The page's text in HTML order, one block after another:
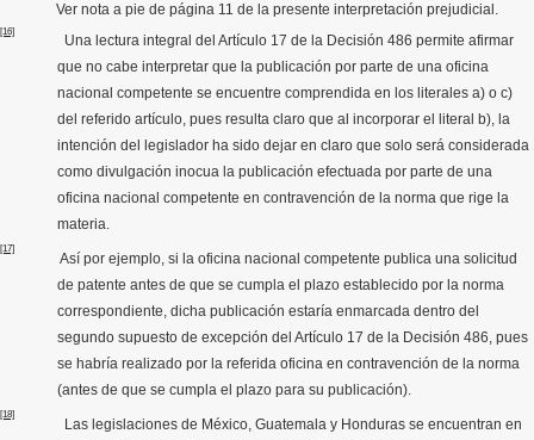
Ver nota a pie de página 11 de la presente interpretación prejudicial.
[16]
Una lectura integral del Artículo 17 de la Decisión 486 permite afirmar
que no cabe interpretar que la publicación por parte de una oficina
nacional competente se encuentre comprendida en los literales a) o c)
del referido artículo, pues resulta claro que al incorporar el literal b), la
intención del legislador ha sido dejar en claro que solo será considerada
como divulgación inocua la publicación efectuada por parte de una
oficina nacional competente en contravención de la norma que rige la
materia.
[17]
Así por ejemplo, si la oficina nacional competente publica una solicitud
de patente antes de que se cumpla el plazo establecido por la norma
correspondiente, dicha publicación estaría enmarcada dentro del
segundo supuesto de excepción del Artículo 17 de la Decisión 486, pues
se habría realizado por la referida oficina en contravención de la norma
(antes de que se cumpla el plazo para su publicación).
[18]
Las legislaciones de México, Guatemala y Honduras se encuentran en